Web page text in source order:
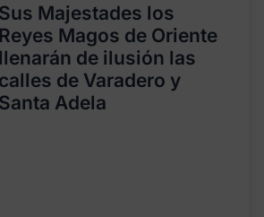
Sus Majestades los
Reyes Magos de Oriente
llenarán de ilusión las
calles de Varadero y
Santa Adela